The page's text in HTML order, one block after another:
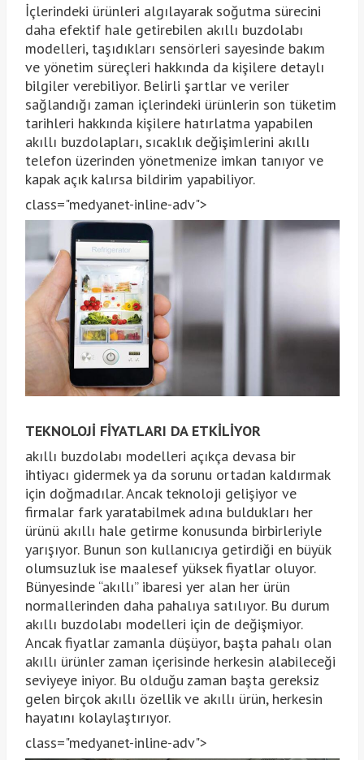
İçlerindeki ürünleri algılayarak soğutma sürecini
daha efektif hale getirebilen akıllı buzdolabı
modelleri, taşıdıkları sensörleri sayesinde bakım
ve yönetim süreçleri hakkında da kişilere detaylı
bilgiler verebiliyor. Belirli şartlar ve veriler
sağlandığı zaman içlerindeki ürünlerin son tüketim
tarihleri hakkında kişilere hatırlatma yapabilen
akıllı buzdolapları, sıcaklık değişimlerini akıllı
telefon üzerinden yönetmenize imkan tanıyor ve
kapak açık kalırsa bildirim yapabiliyor.
class="medyanet-inline-adv">
TEKNOLOJİ FİYATLARI DA ETKİLİYOR
akıllı buzdolabı modelleri açıkça devasa bir
ihtiyacı gidermek ya da sorunu ortadan kaldırmak
için doğmadılar. Ancak teknoloji gelişiyor ve
firmalar fark yaratabilmek adına buldukları her
ürünü akıllı hale getirme konusunda birbirleriyle
yarışıyor. Bunun son kullanıcıya getirdiği en büyük
olumsuzluk ise maalesef yüksek fiyatlar oluyor.
Bünyesinde “akıllı” ibaresi yer alan her ürün
normallerinden daha pahalıya satılıyor. Bu durum
akıllı buzdolabı modelleri için de değişmiyor.
Ancak fiyatlar zamanla düşüyor, başta pahalı olan
akıllı ürünler zaman içerisinde herkesin alabileceği
seviyeye iniyor. Bu olduğu zaman başta gereksiz
gelen birçok akıllı özellik ve akıllı ürün, herkesin
hayatını kolaylaştırıyor.
class="medyanet-inline-adv">